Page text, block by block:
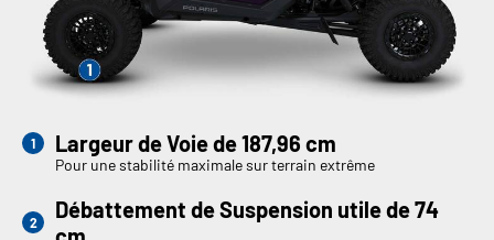
Largeur de Voie de 187,96 cm
Pour une stabilité maximale sur terrain extrême
Débattement de Suspension utile de 74